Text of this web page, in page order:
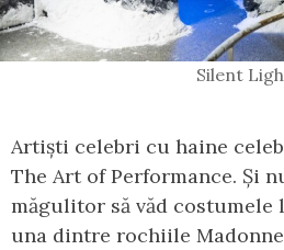
Silent
Artiști celebri cu haine
The Art of Performance. Și
măgulitor să văd costumele
una dintre rochiile